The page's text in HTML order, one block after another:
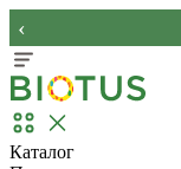
‹
Каталог